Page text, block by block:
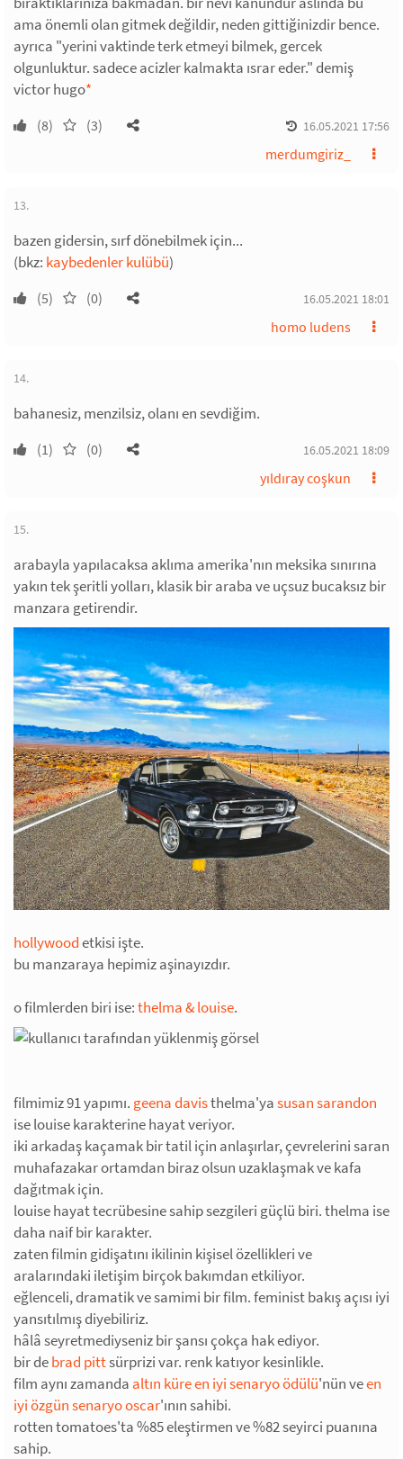
ama önemli olan gitmek değildir, neden gittiğinizdir bence.
ayrıca "yerini vaktinde terk etmeyi bilmek, gercek
olgunluktur. sadece acizler kalmakta ısrar eder." demiş
victor hugo*
(8) (3) 16.05.2021 17:56
merdumgiriz_
13.
bazen gidersin, sırf dönebilmek için...
(bkz: kaybedenler kulübü)
(5) (0) 16.05.2021 18:01
homo ludens
14.
bahanesiz, menzilsiz, olanı en sevdiğim.
(1) (0) 16.05.2021 18:09
yıldıray coşkun
15.
arabayla yapılacaksa aklıma amerika'nın meksika sınırına
yakın tek şeritli yolları, klasik bir araba ve uçsuz bucaksız bir
manzara getirendir.
hollywoodetkisi işte.
bu manzaraya hepimiz aşinayızdır.
o filmlerden biri ise:thelma & louise.
filmimiz 91 yapımı. geena davisthelma'yasusan sarandon
ise louise karakterine hayat veriyor.
iki arkadaş kaçamak bir tatil için anlaşırlar, çevrelerini saran
muhafazakar ortamdan biraz olsun uzaklaşmak ve kafa
dağıtmak için.
louise hayat tecrübesine sahip sezgileri güçlü biri. thelma ise
daha naif bir karakter.
zaten filmin gidişatını ikilinin kişisel özellikleri ve
aralarındaki iletişim birçok bakımdan etkiliyor.
eğlenceli, dramatik ve samimi bir film. feminist bakış açısı iyi
yansıtılmış diyebiliriz.
hâlâ seyretmediyseniz bir şansı çokça hak ediyor.
bir debrad pittsürprizi var. renk katıyor kesinlikle.
film aynı zamanda altın küre en iyi senaryo ödülü'nün veen
iyi özgün senaryo oscar'ının sahibi.
rotten tomatoes'ta %85 eleştirmen ve %82 seyirci puanına
sahip.